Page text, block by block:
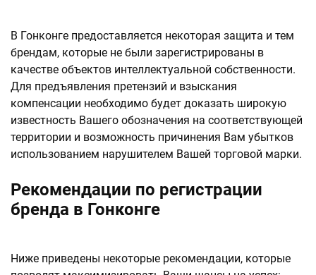
В Гонконге предоставляется некоторая защита и тем
брендам, которые не были зарегистрированы в
качестве объектов интеллектуальной собственности.
Для предъявления претензий и взыскания
компенсации необходимо будет доказать широкую
известность Вашего обозначения на соответствующей
территории и возможность причинения Вам убытков
использованием нарушителем Вашей торговой марки.
Рекомендации по регистрации
бренда в Гонконге
Ниже приведены некоторые рекомендации, которые